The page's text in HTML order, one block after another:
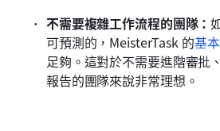
不需要複雜工作流程的團隊：
可預測的，MeisterTask 的基
足夠。這對於不需要進階審批
報告的團隊來說非常理想。